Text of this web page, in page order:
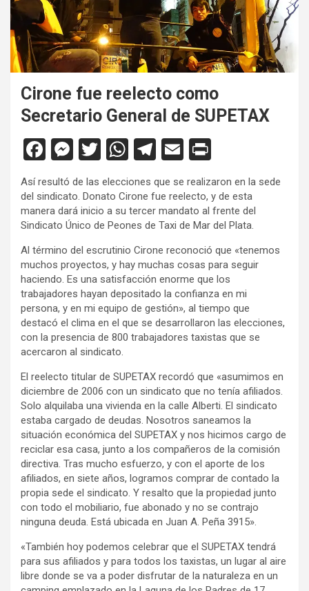
Cirone fue reelecto como
Secretario General de SUPETAX
F
ce
b
o
o
k
M
es
se
n
g
er
T
wi
tt
er
W
at
s
A
p
p
T
e
gr
a
m
E
m
ail tF
ri
e
n
dl
y
Así resultó de las elecciones que se realizaron en la sede
del sindicato. Donato Cirone fue reelecto, y de esta
manera dará inicio a su tercer mandato al frente del
Sindicato Único de Peones de Taxi de Mar del Plata.
Al término del escrutinio Cirone reconoció que «tenemos
muchos proyectos, y hay muchas cosas para seguir
haciendo. Es una satisfacción enorme que los
trabajadores hayan depositado la confianza en mi
persona, y en mi equipo de gestión», al tiempo que
destacó el clima en el que se desarrollaron las elecciones,
con la presencia de 800 trabajadores taxistas que se
acercaron al sindicato.
El reelecto titular de SUPETAX recordó que «asumimos en
diciembre de 2006 con un sindicato que no tenía afiliados.
Solo alquilaba una vivienda en la calle Alberti. El sindicato
estaba cargado de deudas. Nosotros saneamos la
situación económica del SUPETAX y nos hicimos cargo de
reciclar esa casa, junto a los compañeros de la comisión
directiva. Tras mucho esfuerzo, y con el aporte de los
afiliados, en siete años, logramos comprar de contado la
propia sede el sindicato. Y resalto que la propiedad junto
con todo el mobiliario, fue abonado y no se contrajo
ninguna deuda. Está ubicada en Juan A. Peña 3915».
«También hoy podemos celebrar que el SUPETAX tendrá
para sus afiliados y para todos los taxistas, un lugar al aire
libre donde se va a poder disfrutar de la naturaleza en un